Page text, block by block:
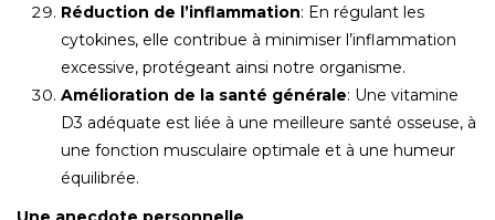
Réduction de l’inflammation: En régulant les
cytokines, elle contribue à minimiser l’inflammation
excessive, protégeant ainsi notre organisme.
Amélioration de la santé générale: Une vitamine
D3 adéquate est liée à une meilleure santé osseuse, à
une fonction musculaire optimale et à une humeur
équilibrée.